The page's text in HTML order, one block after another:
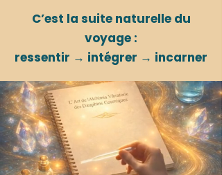
Une illustration vibratoire &
quelques fils conducteurs
Pour nourrir ton mental en douceur, lui
permettre de s'apaiser et de se laisser
C’est la suite naturelle du
voyage :
ressentir → intégrer → incarner